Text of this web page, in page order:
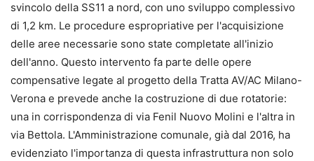
svincolo della SS11 a nord, con uno sviluppo complessivo
di 1,2 km. Le procedure espropriative per l'acquisizione
delle aree necessarie sono state completate all'inizio
dell'anno. Questo intervento fa parte delle opere
compensative legate al progetto della Tratta AV/AC Milano-
Verona e prevede anche la costruzione di due rotatorie:
una in corrispondenza di via Fenil Nuovo Molini e l'altra in
via Bettola. L'Amministrazione comunale, già dal 2016, ha
evidenziato l'importanza di questa infrastruttura non solo